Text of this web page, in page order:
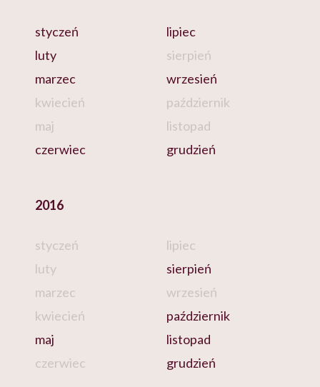
styczeń
luty
marzec
kwiecień
maj
czerwiec
lipiec
sierpień
wrzesień
październik
listopad
grudzień
2016
styczeń
luty
marzec
kwiecień
maj
czerwiec
lipiec
sierpień
wrzesień
październik
listopad
grudzień